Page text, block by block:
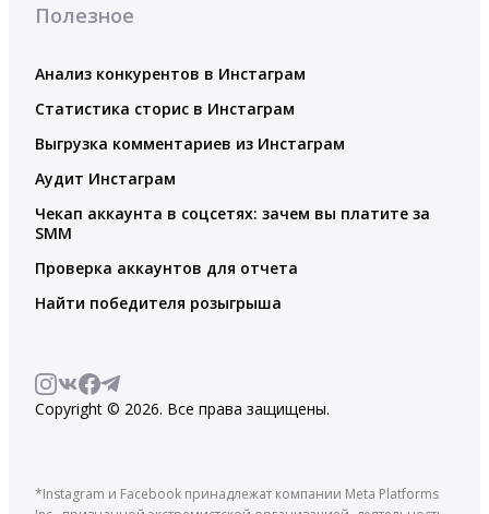
Полезное
Анализ конкурентов в Инстаграм
Статистика сторис в Инстаграм
Выгрузка комментариев из Инстаграм
Аудит Инстаграм
Чекап аккаунта в соцсетях: зачем вы платите за
SMM
Проверка аккаунтов для отчета
Найти победителя розыгрыша
Copyright © 2026. Все права защищены.
*Instagram и Facebook принадлежат компании Meta Platforms